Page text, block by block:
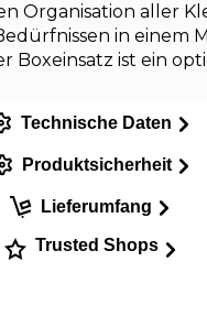
Organisation aller
in einem
Boxeinsatz ist ein
Technische Daten
Produktsicherheit
Lieferumfang
Trusted Shops